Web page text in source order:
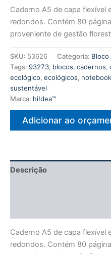
Caderno A5 de capa flexível
redondos. Contém 80
proveniente de gestão
SKU: 53626 Categoria: Bloco
Tags: 93273, blocos, cadernos,
ecológico, ecológicos,
sustentável
Marca: hi!dea™
Adicionar ao
Descrição
Caderno A5 de capa flexível
redondos. Contém 80